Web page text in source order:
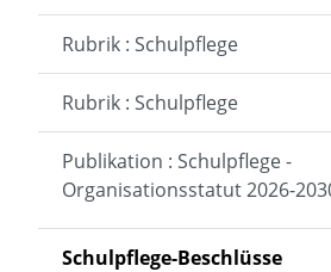
Rubrik : Schulpflege
Rubrik : Schulpflege
Publikation : Schulpflege -
Organisationsstatut 2026-
Schulpflege-Beschlüsse